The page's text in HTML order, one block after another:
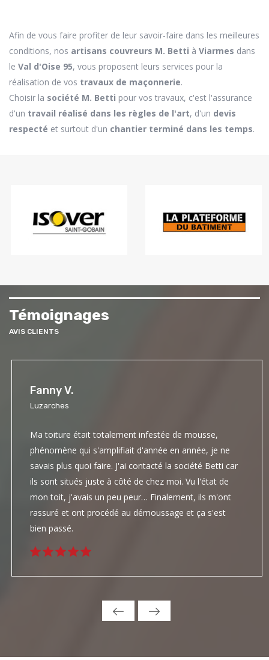
Afin de vous faire profiter de leur savoir-faire dans les meilleures
conditions, nos artisans couvreurs M. Betti à Viarmes dans
le Val d'Oise 95, vous proposent leurs services pour la
réalisation de vos travaux de maçonnerie.
Choisir la société M. Betti pour vos travaux, c'est l'assurance
d'un travail réalisé dans les règles de l'art, d'un devis
respecté et surtout d'un chantier terminé dans les temps.
Témoignages
AVIS CLIENTS
Fanny V.
Luzarches
Ma toiture était totalement infestée de mousse,
phénomène qui s'amplifiait d'année en année, je ne
savais plus quoi faire. J'ai contacté la société Betti car
ils sont situés juste à côté de chez moi. Vu l'état de
mon toit, j'avais un peu peur… Finalement, ils m'ont
rassuré et ont procédé au démoussage et ça s'est
bien passé.